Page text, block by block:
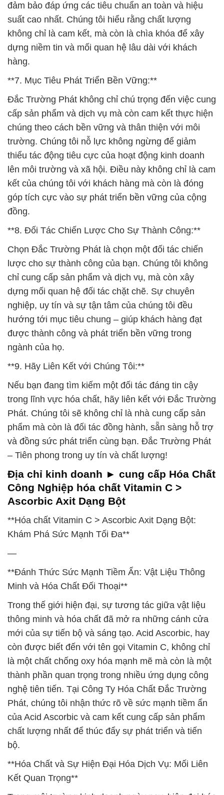
đảm bảo đáp ứng các tiêu chuẩn an toàn và hiệu
suất cao nhất. Chúng tôi hiểu rằng chất lượng
không chỉ là cam kết, mà còn là chìa khóa để xây
dựng niềm tin và mối quan hệ lâu dài với khách
hàng.
**7. Mục Tiêu Phát Triển Bền Vững:**
Đắc Trường Phát không chỉ chú trọng đến việc cung
cấp sản phẩm và dịch vụ mà còn cam kết thực hiện
chúng theo cách bền vững và thân thiện với môi
trường. Chúng tôi nỗ lực không ngừng để giảm
thiểu tác động tiêu cực của hoạt động kinh doanh
lên môi trường và xã hội. Điều này không chỉ là cam
kết của chúng tôi với khách hàng mà còn là đóng
góp tích cực vào sự phát triển bền vững của cộng
đồng.
**8. Đối Tác Chiến Lược Cho Sự Thành Công:**
Chọn Đắc Trường Phát là chọn một đối tác chiến
lược cho sự thành công của bạn. Chúng tôi không
chỉ cung cấp sản phẩm và dịch vụ, mà còn xây
dựng mối quan hệ đối tác chặt chẽ. Sự chuyên
nghiệp, uy tín và sự tận tâm của chúng tôi đều
hướng tới mục tiêu chung – giúp khách hàng đạt
được thành công và phát triển bền vững trong
ngành của họ.
**9. Hãy Liên Kết với Chúng Tôi:**
Nếu bạn đang tìm kiếm một đối tác đáng tin cậy
trong lĩnh vực hóa chất, hãy liên kết với Đắc Trường
Phát. Chúng tôi sẽ không chỉ là nhà cung cấp sản
phẩm mà còn là đối tác đồng hành, sẵn sàng hỗ trợ
và đồng sức phát triển cùng bạn. Đắc Trường Phát
– Tiên phong trong uy tín và chất lượng!
Địa chỉ kinh doanh ► cung cấp Hóa Chất
Công Nghiệp hóa chất Vitamin C >
Ascorbic Axit Dạng Bột
**Hóa chất Vitamin C > Ascorbic Axit Dạng Bột:
Khám Phá Sức Mạnh Tối Đa**
—
**Đánh Thức Sức Mạnh Tiềm Ẩn: Vật Liệu Thông
Minh và Hóa Chất Đối Thoại**
Trong thế giới hiện đại, sự tương tác giữa vật liệu
thông minh và hóa chất đã mở ra những cánh cửa
mới của sự tiến bộ và sáng tạo. Acid Ascorbic, hay
còn được biết đến với tên gọi Vitamin C, không chỉ
là một chất chống oxy hóa mạnh mẽ mà còn là một
thành phần quan trọng trong nhiều ứng dụng công
nghệ tiên tiến. Tại Công Ty Hóa Chất Đắc Trường
Phát, chúng tôi nhận thức rõ về sức mạnh tiềm ẩn
của Acid Ascorbic và cam kết cung cấp sản phẩm
chất lượng nhất để thúc đẩy sự phát triển và tiến
bộ.
**Hóa Chất và Sự Hiện Đại Hóa Dịch Vụ: Mối Liên
Kết Quan Trọng**